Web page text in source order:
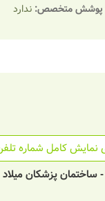
پوشش متخصص:ندارد
نمایش کامل شماره
پزشکان میلاد